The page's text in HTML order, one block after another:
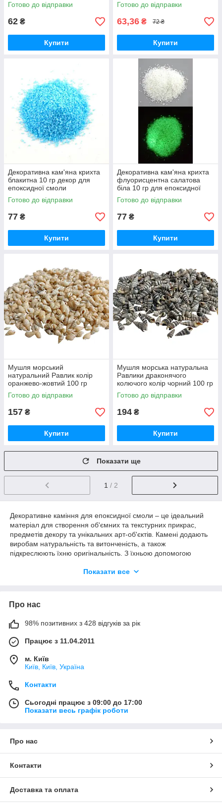
Готово до відправки
62 ₴
Купити
Готово до відправки
63,36 ₴ 72 ₴
Купити
Декоративна кам'яна крихта
блакитна 10 гр декор для
епоксидної смоли
Готово до відправки
77 ₴
Купити
Декоративна кам'яна крихта
флуорисцентна салатова
біла 10 гр для епоксидної
смоли
Готово до відправки
77 ₴
Купити
Мушля морський
натуральний Равлик колір
оранжево-жовтий 100 гр
Готово до відправки
157 ₴
Купити
Мушля морська натуральна
Равлики драконячого
колючого колір чорний 100 гр
Готово до відправки
194 ₴
Купити
Показати ще
1 / 2
Декоративне каміння для епоксидної смоли – це ідеальний
матеріал для створення об'ємних та текстурних прикрас,
предметів декору та унікальних арт-об'єктів. Камені додають
виробам натуральність та витонченість, а також
підкреслюють їхню оригінальність. З їхньою допомогою
ландшафтів до яскравих акцентних елементів у біжутерії чи
різного розміру, форми та відтінків, які чудово поєднуються з
виробів, так масштабних декоративних проектів.
Види декоративного каміння:
блиск виробам.
Кольорові камені: створюють яскраві акценти та
можуть використовуватися для контрастних композицій.
створення текстурних поверхонь та художніх
інсталяцій.
Показати все
Про нас
98% позитивних з 428 відгуків за рік
Працює з 11.04.2011
м. Київ
Київ, Київ, Україна
Контакти
Сьогодні працює з 09:00 до 17:00
Показати весь графік роботи
Про нас
Контакти
Доставка та оплата